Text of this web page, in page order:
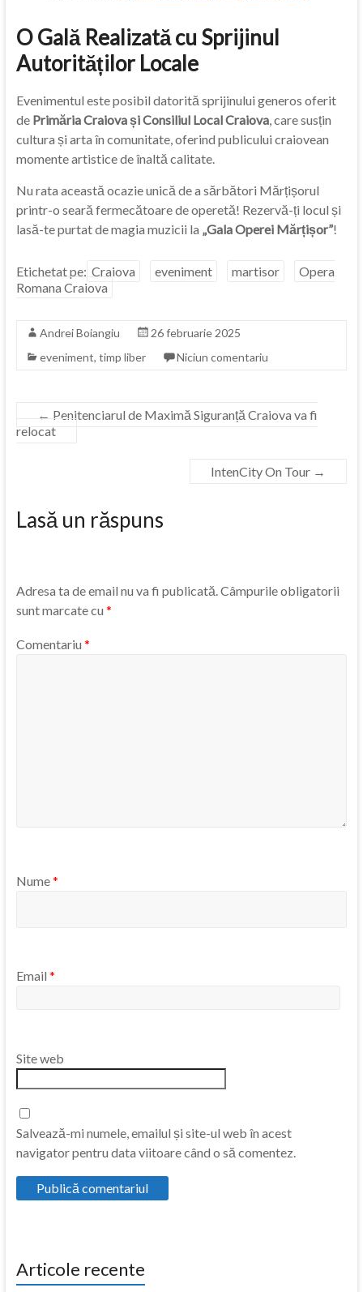
O Gală Realizată cu Sprijinul
Autorităților Locale
Evenimentul este posibil datorită sprijinului generos oferit
de Primăria Craiova și Consiliul Local Craiova, care susțin
cultura și arta în comunitate, oferind publicului craiovean
momente artistice de înaltă calitate.
Nu rata această ocazie unică de a sărbători Mărțișorul
printr-o seară fermecătoare de operetă! Rezervă-ți locul și
lasă-te purtat de magia muzicii la „Gala Operei Mărțișor”!
Etichetat pe: Craiova eveniment martisor
Opera
Romana Craiova
Andrei Boiangiu
26 februarie 2025
eveniment, timp liber Niciun comentariu
← Penitenciarul de Maximă Siguranță Craiova va fi
relocat
IntenCity On Tour →
Lasă un răspuns
Adresa ta de email nu va fi publicată.Câmpurile obligatorii
sunt marcate cu *
Comentariu *
Nume*
Email *
Site web
Salvează-mi numele, emailul și site-ul web în acest
navigator pentru data viitoare când o să comentez.
Articole recente